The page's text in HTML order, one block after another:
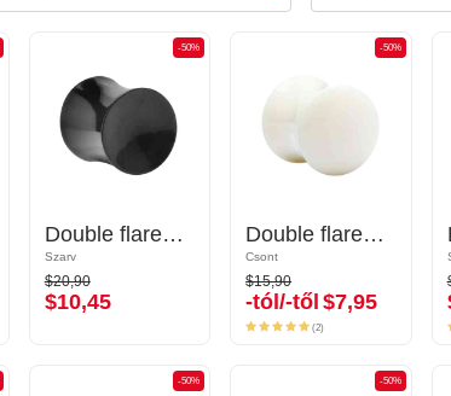
-50%
Double flared plug (horn, black)
Szarv
$20,90
$10,45
-50%
Double flared plug (horn, black)
Szarv
$20,90
$10,45
-50%
Double flared plug (bone)
Csont
$15,90
-tól/-től$7,95
-50%
Double flared plug (bone)
Csont
$15,90
-tól/-től $7,95
(2)
-50%
-50% -50%
-50%